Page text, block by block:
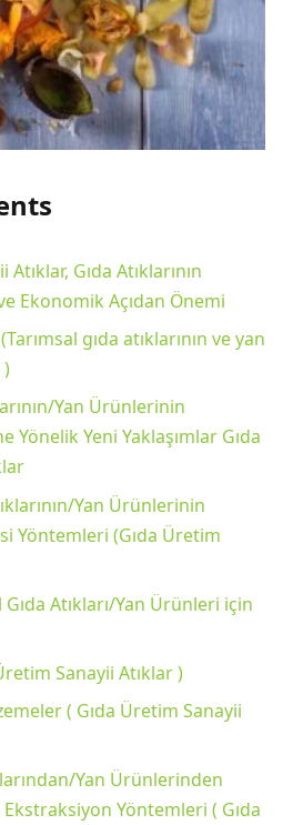
Gıda Atıklarının
Ekonomik Açıdan Önemi
gıda atıklarının ve yan
Yan Ürünlerinin
Yeni Yaklaşımlar Gıda
Yan Ürünlerinin
Yöntemleri (Gıda Üretim
Gıda Atıkları/Yan Ürünleri için
Sanayii Atıklar )
( Gıda Üretim Sanayii
Yan Ürünlerinden
Yöntemleri ( Gıda